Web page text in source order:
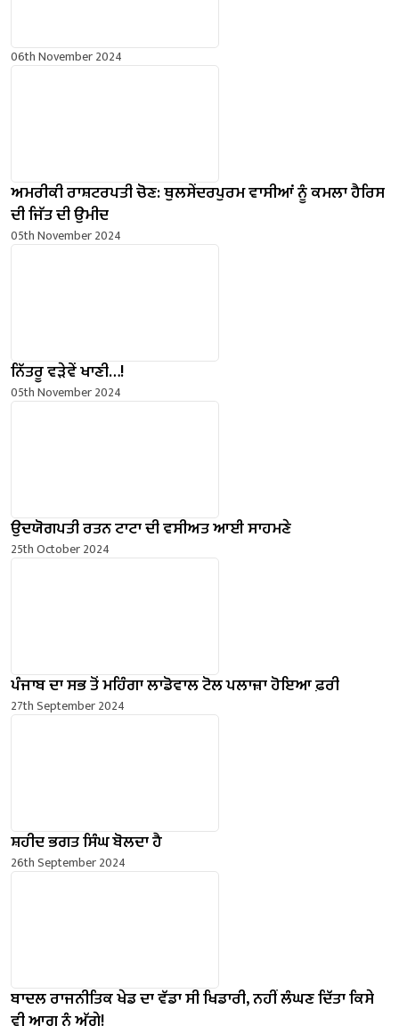
06th November 2024
ਅਮਰੀਕੀ ਰਾਸ਼ਟਰਪਤੀ ਚੋਣ: ਥੁਲਸੇਂਦਰਪੁਰਮ ਵਾਸੀਆਂ ਨੂੰ ਕਮਲਾ ਹੈਰਿਸ
ਦੀ ਜਿੱਤ ਦੀ ਉਮੀਦ
05th November 2024
ਨਿੱਤਰੂ ਵੜੇਵੇਂ ਖਾਣੀ…!
05th November 2024
ਉਦਯੋਗਪਤੀ ਰਤਨ ਟਾਟਾ ਦੀ ਵਸੀਅਤ ਆਈ ਸਾਹਮਣੇ
25th October 2024
ਪੰਜਾਬ ਦਾ ਸਭ ਤੋਂ ਮਹਿੰਗਾ ਲਾਡੋਵਾਲ ਟੋਲ ਪਲਾਜ਼ਾ ਹੋਇਆ ਫ਼ਰੀ
27th September 2024
ਸ਼ਹੀਦ ਭਗਤ ਸਿੰਘ ਬੋਲਦਾ ਹੈ
26th September 2024
ਬਾਦਲ ਰਾਜਨੀਤਿਕ ਖੇਡ ਦਾ ਵੱਡਾ ਸੀ ਖਿਡਾਰੀ, ਨਹੀਂ ਲੰਘਣ ਦਿੱਤਾ ਕਿਸੇ